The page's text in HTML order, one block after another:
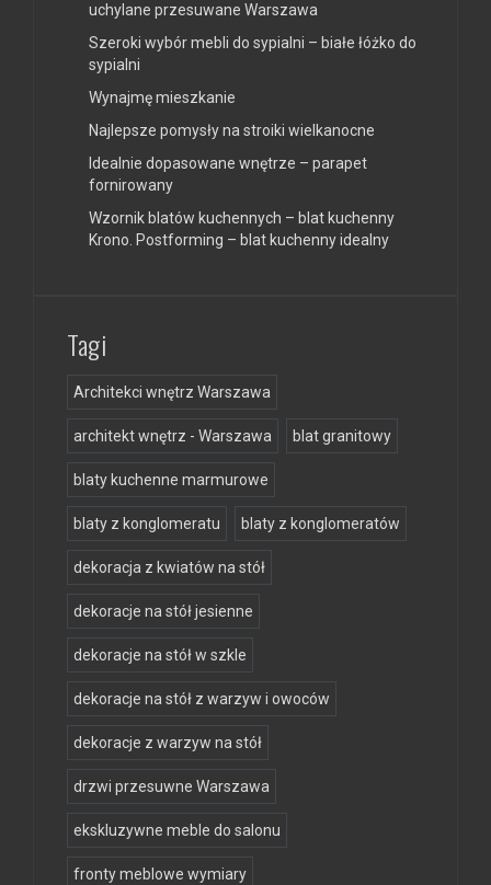
uchylane przesuwane Warszawa
Szeroki wybór mebli do sypialni – białe łóżko do
sypialni
Wynajmę mieszkanie
Najlepsze pomysły na stroiki wielkanocne
Idealnie dopasowane wnętrze – parapet
fornirowany
Wzornik blatów kuchennych – blat kuchenny
Krono. Postforming – blat kuchenny idealny
Tagi
Architekci wnętrz Warszawa
architekt wnętrz - Warszawa blat granitowy
blaty kuchenne marmurowe
blaty z konglomeratu blaty z konglomeratów
dekoracja z kwiatów na stół
dekoracje na stół jesienne
dekoracje na stół w szkle
dekoracje na stół z warzyw i owoców
dekoracje z warzyw na stół
drzwi przesuwne Warszawa
ekskluzywne meble do salonu
fronty meblowe wymiary